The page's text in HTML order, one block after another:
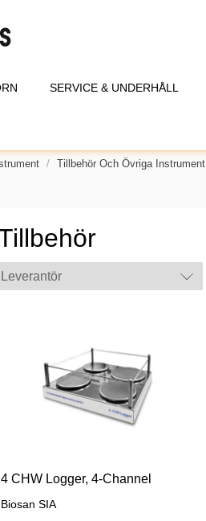
SERVICE & UNDERHÅLL
Tillbehör Och Övriga Instrument
Leverantör
4 CHW Logger, 4-Channel
Biosan SIA